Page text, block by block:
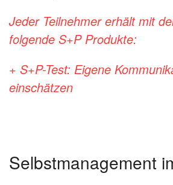
Jeder Teilnehmer erhält mit
folgende S+P Produkte:
+ S+P-Test: Eigene
einschätzen
Selbstmanagement